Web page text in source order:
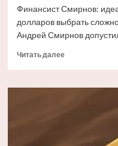
Финансист Смирнов:
долларов выбрать
Андрей Смирнов
Читать далееПрочитать
Финансист